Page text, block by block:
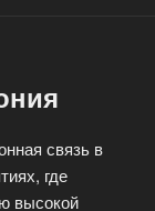
связь в
где
высокой